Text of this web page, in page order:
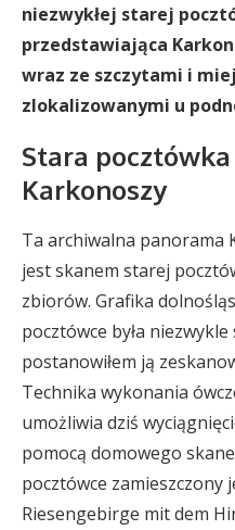
niezwykłej starej
przedstawiająca
wraz ze szczytami i
zlokalizowanymi u
Stara
Karkonoszy
Ta archiwalna panorama
jest skanem starej
zbiorów. Grafika
pocztówce była niezwykle
postanowiłem ją
Technika wykonania
umożliwia dziś
pomocą domowego
pocztówce zamieszczony
Riesengebirge mit dem